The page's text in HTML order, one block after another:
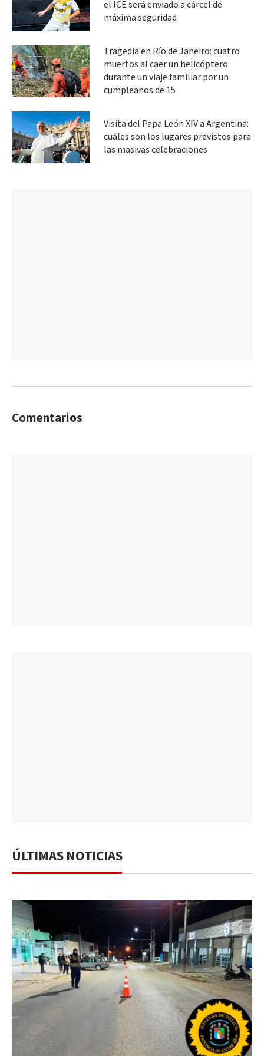
el ICE será enviado a cárcel de
máxima seguridad
Tragedia en Río de Janeiro: cuatro
muertos al caer un helicóptero
durante un viaje familiar por un
cumpleaños de 15
Visita del Papa León XIV a Argentina:
cuáles son los lugares previstos para
las masivas celebraciones
Comentarios
ÚLTIMAS NOTICIAS